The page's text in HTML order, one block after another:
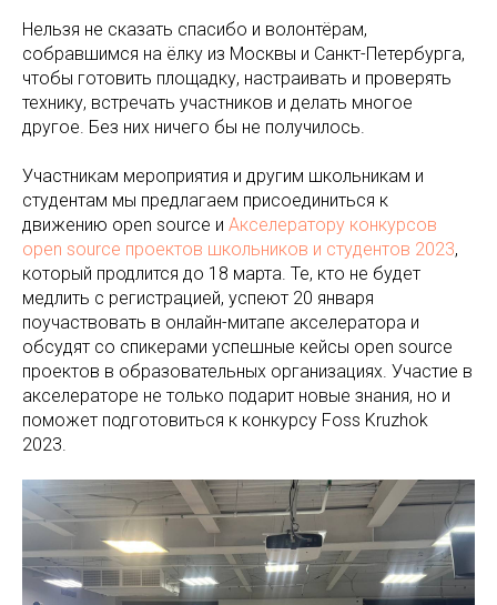
Нельзя не сказать спасибо и волонтёрам,
собравшимся на ёлку из Москвы и Санкт-Петербурга,
чтобы готовить площадку, настраивать и проверять
технику, встречать участников и делать многое
другое. Без них ничего бы не получилось.
Участникам мероприятия и другим школьникам и
студентам мы предлагаем присоединиться к
движению open source и Акселератору конкурсов
open source проектов школьников и студентов 2023,
который продлится до 18 марта. Те, кто не будет
медлить с регистрацией, успеют 20 января
поучаствовать в онлайн-митапе акселератора и
обсудят со спикерами успешные кейсы open source
проектов в образовательных организациях. Участие в
акселераторе не только подарит новые знания, но и
поможет подготовиться к конкурсу Foss Kruzhok
2023.